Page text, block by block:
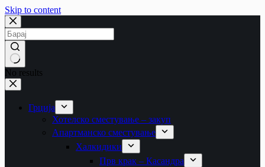
Skip to content
No results
Грција
Хотелско сместување – закуп
Апартманско сместување
Халкидики
Прв крак – Касандра